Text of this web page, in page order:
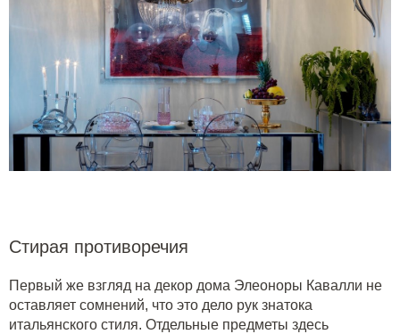
Стирая противоречия
Первый же взгляд на декор дома Элеоноры Кавалли не
оставляет сомнений, что это дело рук знатока
итальянского стиля. Отдельные предметы здесь